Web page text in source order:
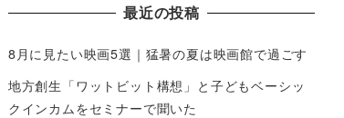
最近の投稿
8月に見たい映画5選｜猛暑の夏は映画館で過ごす
地方創生「ワットビット構想」と子どもベーシッ
クインカムをセミナーで聞いた